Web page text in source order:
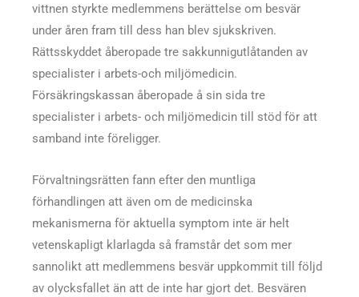
vittnen styrkte medlemmens berättelse om besvär
under åren fram till dess han blev sjukskriven.
Rättsskyddet åberopade tre sakkunnigutlåtanden av
specialister i arbets-och miljömedicin.
Försäkringskassan åberopade å sin sida tre
specialister i arbets- och miljömedicin till stöd för att
samband inte föreligger.
Förvaltningsrätten fann efter den muntliga
förhandlingen att även om de medicinska
mekanismerna för aktuella symptom inte är helt
vetenskapligt klarlagda så framstår det som mer
sannolikt att medlemmens besvär uppkommit till följd
av olycksfallet än att de inte har gjort det. Besvären